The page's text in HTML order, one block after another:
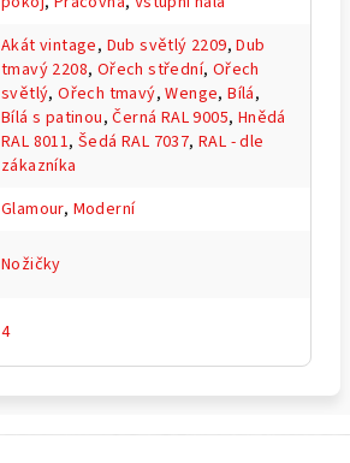
Akát vintage, Dub světlý 2209,Dub
tmavý 2208, Ořech střední, Ořech
světlý,Ořech tmavý,Wenge,Bílá,
Bílá s patinou,Černá RAL 9005, Hnědá
RAL 8011,Šedá RAL 7037,RAL - dle
zákazníka
Glamour, Moderní
Nožičky
4